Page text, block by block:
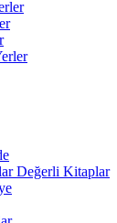
Değerli Kitaplar